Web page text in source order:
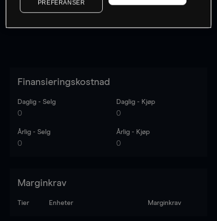
Finansieringskostnad
Daglig - Selg
0
Daglig - Kjøp
0
Årlig - Selg
0
Årlig - Kjøp
0
Marginkrav
Tier Enheter Marginkrav
PREFERANSER